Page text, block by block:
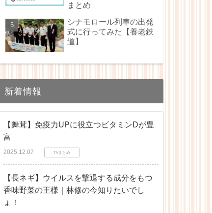
まとめ
シナモロール列車の出発
式に行ってみた【養老鉄
道】
新着情報
【舞茸】免疫力UPに役立つビタミンDが豊
富
2025.12.07 TVまとめ
【長ネギ】ウイルスを撃退する成分をもつ
香味野菜の王様｜林修の今知りたいでし
ょ！